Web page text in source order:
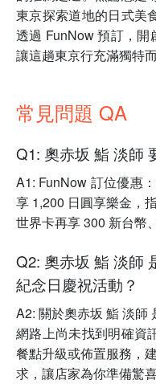
東京探索道地的日式美
透過 FunNow 預訂，開
讓這趟東京行充滿獨特
常見問題 QA
Q1: 奧赤坂 鮨 淡師
A1: FunNow 訂位優惠
享 1,200 日圓享樂金，
世界卡再享 300 新台幣
Q2: 奧赤坂 鮨 淡師
紀念日慶祝活動？
A2: 關於奧赤坂 鮨 淡師
網路上尚未找到明確資
餐點升級或佈置服務，
求，讓店家為你準備驚喜